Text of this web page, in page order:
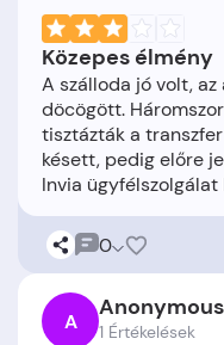
Közepes élmény
A szálloda jó volt,
döcögött.
tisztázták a
késett, pedig előre
0
A Anonymous
1 Értékelések